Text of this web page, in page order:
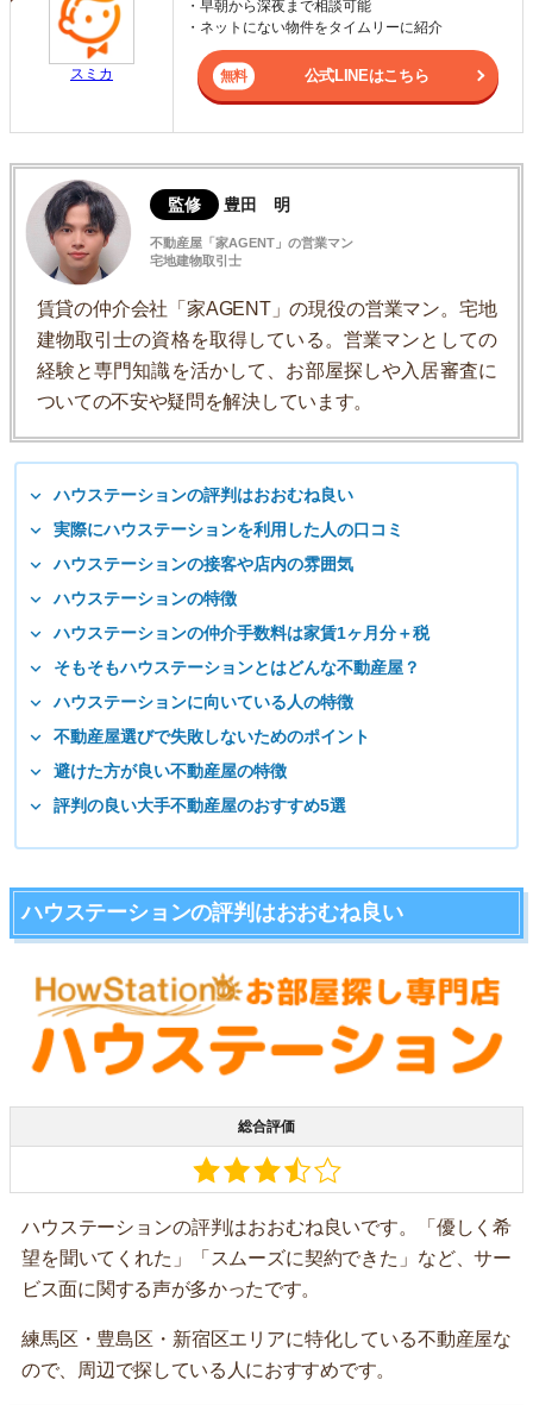
スミカ
・早朝から深夜まで相談可能
・ネットにない物件をタイムリーに紹介
公式LINEはこちら
監修 豊田 明
不動産屋「家AGENT」の営業マン
宅地建物取引士
賃貸の仲介会社「家AGENT」の現役の営業マン。宅地
建物取引士の資格を取得している。営業マンとしての
経験と専門知識を活かして、お部屋探しや入居審査に
ついての不安や疑問を解決しています。
ハウステーションの評判はおおむね良い
実際にハウステーションを利用した人の口コミ
ハウステーションの接客や店内の雰囲気
ハウステーションの特徴
ハウステーションの仲介手数料は家賃1ヶ月分＋税
そもそもハウステーションとはどんな不動産屋？
ハウステーションに向いている人の特徴
不動産屋選びで失敗しないためのポイント
避けた方が良い不動産屋の特徴
評判の良い大手不動産屋のおすすめ5選
ハウステーションの評判はおおむね良い
総合評価
ハウステーションの評判はおおむね良いです。「優しく希
望を聞いてくれた」「スムーズに契約できた」など、サー
ビス面に関する声が多かったです。
練馬区・豊島区・新宿区エリアに特化している不動産屋な
ので、周辺で探している人におすすめです。